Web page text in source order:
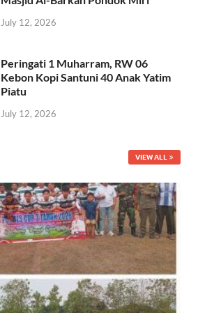
July 12, 2026
Peringati 1 Muharram, RW 06
Kebon Kopi Santuni 40 Anak Yatim
Piatu
July 12, 2026
VIEW ALL